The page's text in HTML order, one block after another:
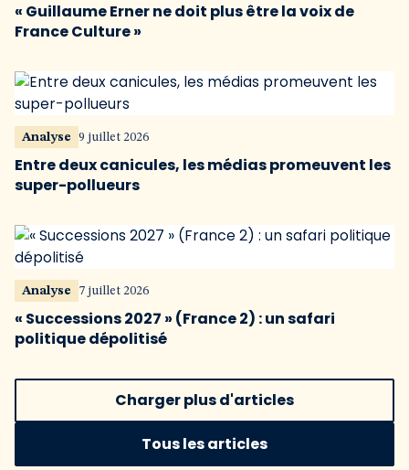
« Guillaume Erner ne doit plus être la voix de
France Culture »
Analyse 9 juillet 2026
Entre deux canicules, les médias promeuvent les
super-pollueurs
Analyse 7 juillet 2026
« Successions 2027 » (France 2) : un safari
politique dépolitisé
Charger plus d'articles
Tous les articles